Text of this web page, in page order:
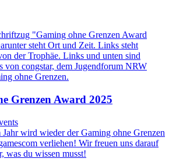
Grenzen Award 2025
wird wieder der Gaming ohne Grenzen
verliehen! Wir freuen uns darauf
was du wissen musst!